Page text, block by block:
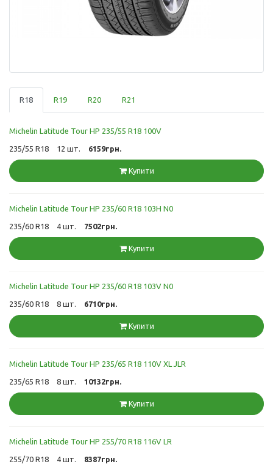
R18 R19 R20 R21
Michelin Latitude Tour HP 235/55 R18 100V
235/55 R18 12 шт. 6159грн.
Купити
Michelin Latitude Tour HP 235/60 R18 103H N0
235/60 R18 4 шт. 7502грн.
Купити
Michelin Latitude Tour HP 235/60 R18 103V N0
235/60 R18 8 шт. 6710грн.
Купити
Michelin Latitude Tour HP 235/65 R18 110V XL JLR
235/65 R18 8 шт. 10132грн.
Купити
Michelin Latitude Tour HP 255/70 R18 116V LR
255/70 R18 4 шт. 8387грн.